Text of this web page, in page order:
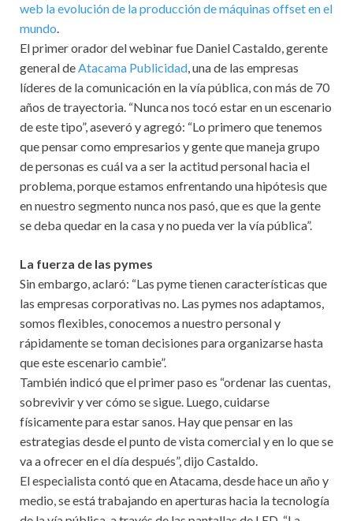
web la evolución de la producción de máquinas offset en el
mundo.
El primer orador del webinar fue Daniel Castaldo, gerente
general deAtacama Publicidad, una de las empresas
líderes de la comunicación en la vía pública, con más de 70
años de trayectoria. “Nunca nos tocó estar en un escenario
de este tipo”, aseveró y agregó: “Lo primero que tenemos
que pensar como empresarios y gente que maneja grupo
de personas es cuál va a ser la actitud personal hacia el
problema, porque estamos enfrentando una hipótesis que
en nuestro segmento nunca nos pasó, que es que la gente
se deba quedar en la casa y no pueda ver la vía pública”.
La fuerza de las pymes
Sin embargo, aclaró: “Las pyme tienen características que
las empresas corporativas no. Las pymes nos adaptamos,
somos flexibles, conocemos a nuestro personal y
rápidamente se toman decisiones para organizarse hasta
que este escenario cambie”.
También indicó que el primer paso es “ordenar las cuentas,
sobrevivir y ver cómo se sigue. Luego, cuidarse
físicamente para estar sanos. Hay que pensar en las
estrategias desde el punto de vista comercial y en lo que se
va a ofrecer en el día después”, dijo Castaldo.
El especialista contó que en Atacama, desde hace un año y
medio, se está trabajando en aperturas hacia la tecnología